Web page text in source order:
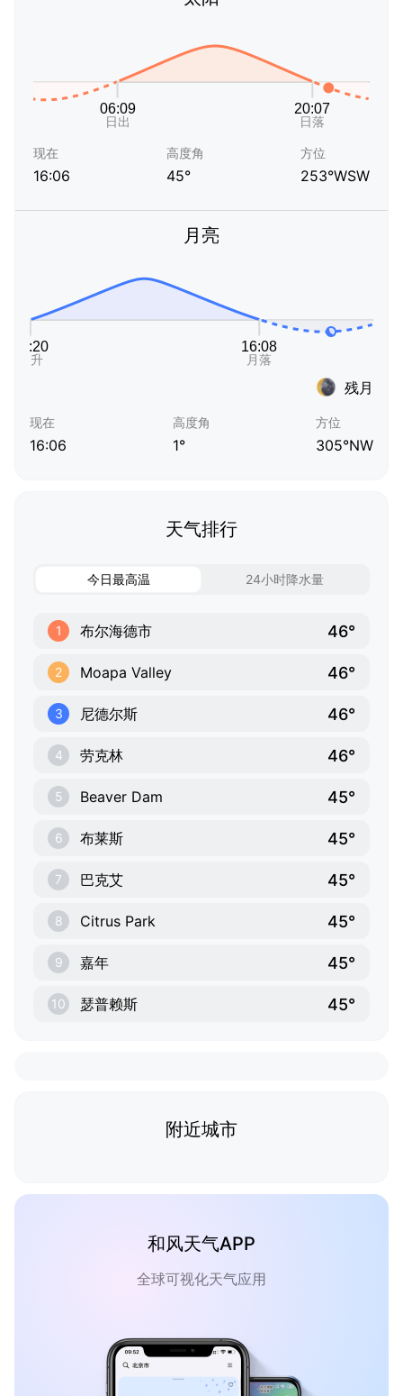
现在
16:06
高度角
45°
方位
253°WSW
月亮
残月
现在
16:06
高度角
1°
方位
305°NW
天气排行
今日最高温 24小时降水量
1 布尔海德市 46°
2 Moapa Valley 46°
3 尼德尔斯 46°
4 劳克林 46°
5 Beaver Dam 45°
6 布莱斯 45°
7 巴克艾 45°
8 Citrus Park 45°
9 嘉年 45°
10 瑟普赖斯 45°
附近城市
和风天气APP
全球可视化天气应用